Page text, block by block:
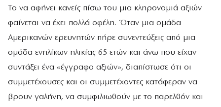
Το να αφήνει κανείς πίσω του μια κληρονομιά αξιών
φαίνεται να έχει πολλά οφέλη. Όταν μια ομάδα
Αμερικανών ερευνητών πήρε συνεντεύξεις από μια
ομάδα ενηλίκων ηλικίας 65 ετών και άνω που είχαν
συντάξει ένα «έγγραφο αξιών», διαπίστωσε ότι οι
συμμετέχουσες και οι συμμετέχοντες κατάφεραν να
βρουν γαλήνη, να συμφιλιωθούν με το παρελθόν και